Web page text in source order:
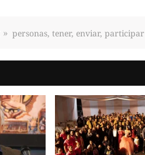
personas, tener, enviar, participar